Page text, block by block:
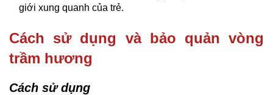
giới xung quanh của trẻ.
Cách sử dụng và bảo quản vòng
trầm hương
Cách sử dụng